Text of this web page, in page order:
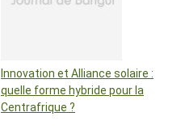
Innovation et Alliance solaire :
quelle forme hybride pour la
Centrafrique ?